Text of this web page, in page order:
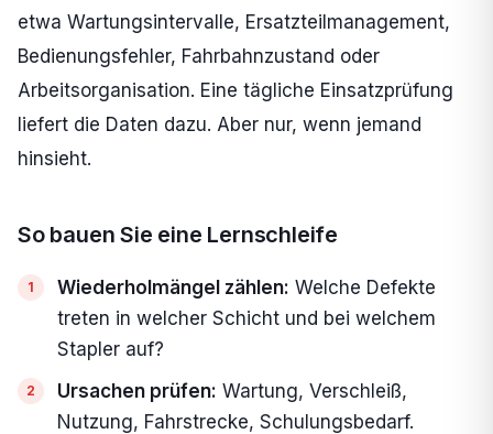
etwa Wartungsintervalle, Ersatzteilmanagement,
Bedienungsfehler, Fahrbahnzustand oder
Arbeitsorganisation. Eine tägliche Einsatzprüfung
liefert die Daten dazu. Aber nur, wenn jemand
hinsieht.
So bauen Sie eine Lernschleife
Wiederholmängel zählen: Welche Defekte
treten in welcher Schicht und bei welchem
Stapler auf?
Ursachen prüfen: Wartung, Verschleiß,
Nutzung, Fahrstrecke, Schulungsbedarf.